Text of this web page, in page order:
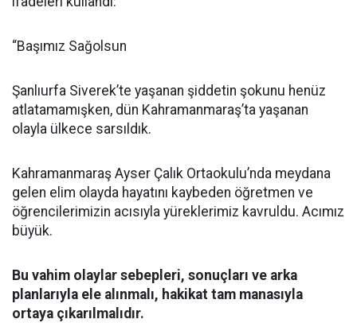
“Başımız Sağolsun
Şanlıurfa Siverek’te yaşanan şiddetin şokunu henüz
atlatamamışken, dün Kahramanmaraş’ta yaşanan
olayla ülkece sarsıldık.
Kahramanmaraş Ayser Çalık Ortaokulu’nda meydana
gelen elim olayda hayatını kaybeden öğretmen ve
öğrencilerimizin acısıyla yüreklerimiz kavruldu. Acımız
büyük.
Bu vahim olaylar sebepleri, sonuçları ve arka
planlarıyla ele alınmalı, hakikat tam manasıyla
ortaya çıkarılmalıdır.